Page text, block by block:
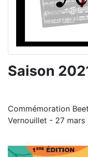
Saison
Commémoration
Vernouillet - 27 mars